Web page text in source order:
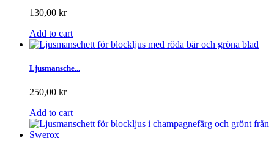
130,00 kr
Add to cart
Ljusmansche...
250,00 kr
Add to cart